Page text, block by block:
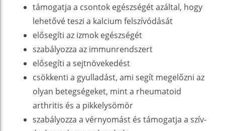
támogatja a csontok egészségét azáltal, hogy
lehetővé teszi a kalcium felszívódását
elősegíti az izmok egészségét
szabályozza az immunrendszert
elősegíti a sejtnövekedést
csökkenti a gyulladást, ami segít megelőzni az
olyan betegségeket, mint a rheumatoid
arthritis és a pikkelysömör
szabályozza a vérnyomást és támogatja a szív-